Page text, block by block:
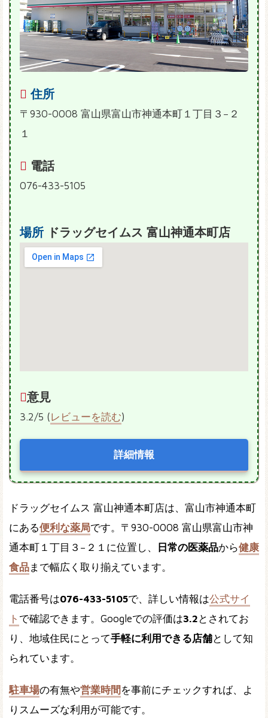
住所
〒930-0008 富山県富山市神通本町１丁目３−２
１
電話
076-433-5105
場所 ドラッグセイムス 富山神通本町店
意見
3.2/5 (レビューを読む)
詳細情報
ドラッグセイムス 富山神通本町店は、富山市神通本町
にある便利な薬局です。〒930-0008 富山県富山市神
通本町１丁目３−２１に位置し、
日常の医薬品から健康
食品まで幅広く取り揃えています。
電話番号は076-433-5105で、詳しい情報は公式サイ
ト で確認できます。Googleでの評価は3.2 とされてお
り、地域住民にとって手軽に利用できる店舗として知
られています。
駐車場の有無や営業時間 を事前にチェックすれば、よ
りスムーズな利用が可能です。